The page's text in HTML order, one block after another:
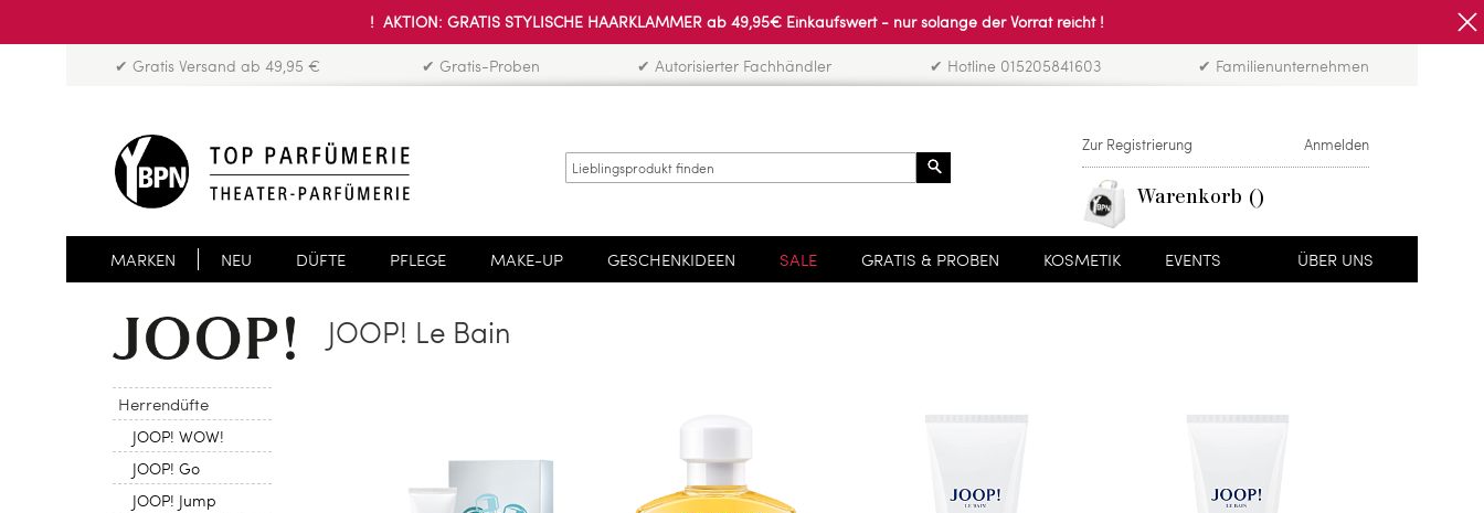
! AKTION: GRATIS STYLISCHE HAARKLAMMER ab 49,95€ Einkaufswert - nur solange der Vorrat reicht !
✔ Gratis Versand ab 49,95 € ✔ Gratis-Proben ✔ Autorisierter Fachhändler ✔ Hotline 015205841603 ✔ Familienunternehmen
Zur Registrierung Anmelden
Warenkorb
MARKEN NEU DÜFTE PFLEGE MAKE-UP GESCHENKIDEEN SALE GRATIS & PROBEN KOSMETIK EVENTS ÜBER UNS
Herrendüfte
JOOP! WOW!
JOOP! Go
JOOP! Jump
JOOP! Le Bain